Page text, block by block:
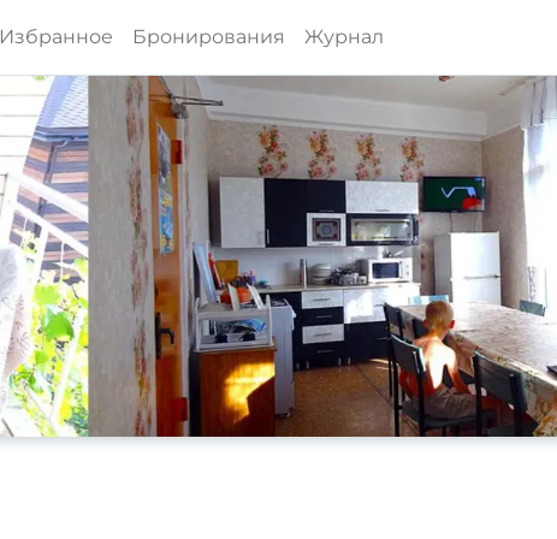
Избранное Бронирования Журнал